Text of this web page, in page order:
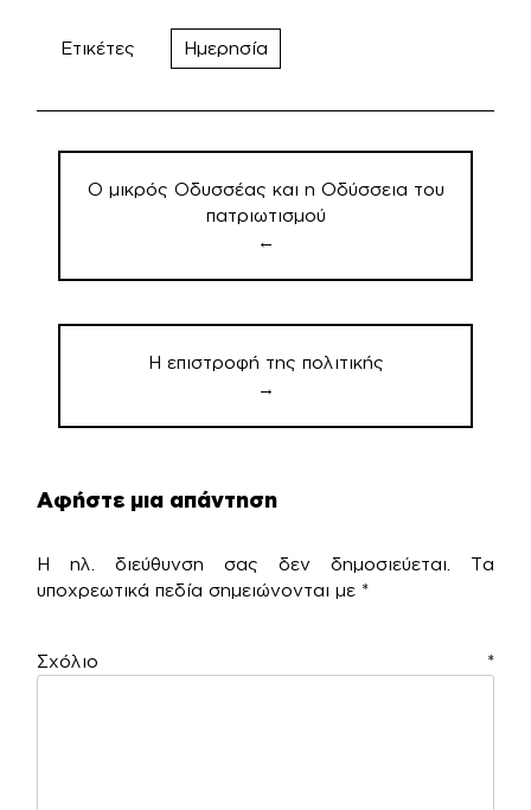
Ετικέτες Ημερησία
Πλοήγηση
άρθρων
Ο μικρός Οδυσσέας και η Οδύσσεια του
πατριωτισμού
←
Η επιστροφή της πολιτικής
→
Αφήστε μια απάντηση
Η ηλ. διεύθυνση σας δεν δημοσιεύεται.
Τα
υποχρεωτικά πεδία σημειώνονται με *
Σχόλιο *